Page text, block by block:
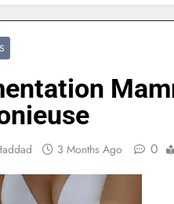
3 Months Ago 0